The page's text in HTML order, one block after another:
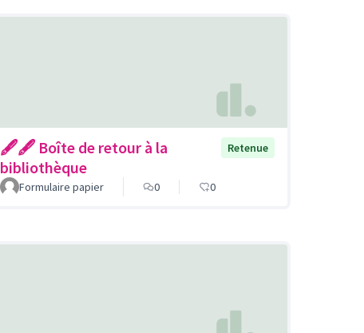
🖋🖋 Boîte de retour à la
bibliothèque
Retenue
Formulaire papier 0 0